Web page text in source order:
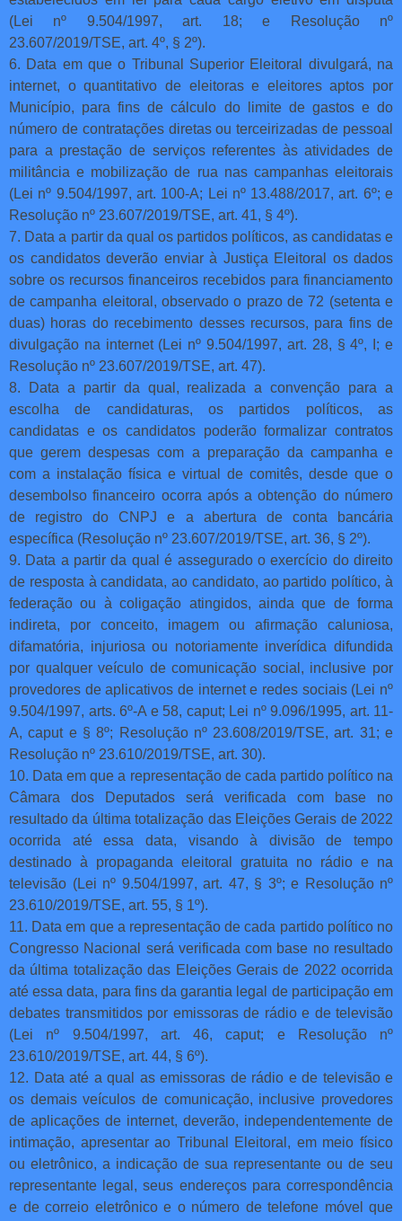
(Lei nº 9.504/1997, art. 18; e Resolução nº
23.607/2019/TSE, art. 4º, § 2º).
6. Data em que o Tribunal Superior Eleitoral divulgará, na
internet, o quantitativo de eleitoras e eleitores aptos por
Município, para fins de cálculo do limite de gastos e do
número de contratações diretas ou terceirizadas de pessoal
para a prestação de serviços referentes às atividades de
militância e mobilização de rua nas campanhas eleitorais
(Lei nº 9.504/1997, art. 100-A; Lei nº 13.488/2017, art. 6º; e
Resolução nº 23.607/2019/TSE, art. 41, § 4º).
7. Data a partir da qual os partidos políticos, as candidatas e
os candidatos deverão enviar à Justiça Eleitoral os dados
sobre os recursos financeiros recebidos para financiamento
de campanha eleitoral, observado o prazo de 72 (setenta e
duas) horas do recebimento desses recursos, para fins de
divulgação na internet (Lei nº 9.504/1997, art. 28, § 4º, I; e
Resolução nº 23.607/2019/TSE, art. 47).
8. Data a partir da qual, realizada a convenção para a
escolha de candidaturas, os partidos políticos, as
candidatas e os candidatos poderão formalizar contratos
que gerem despesas com a preparação da campanha e
com a instalação física e virtual de comitês, desde que o
desembolso financeiro ocorra após a obtenção do número
de registro do CNPJ e a abertura de conta bancária
específica (Resolução nº 23.607/2019/TSE, art. 36, § 2º).
9. Data a partir da qual é assegurado o exercício do direito
de resposta à candidata, ao candidato, ao partido político, à
federação ou à coligação atingidos, ainda que de forma
indireta, por conceito, imagem ou afirmação caluniosa,
difamatória, injuriosa ou notoriamente inverídica difundida
por qualquer veículo de comunicação social, inclusive por
provedores de aplicativos de internet e redes sociais (Lei nº
9.504/1997, arts. 6º-A e 58, caput; Lei nº 9.096/1995, art. 11-
A, caput e § 8º; Resolução nº 23.608/2019/TSE, art. 31; e
Resolução nº 23.610/2019/TSE, art. 30).
10. Data em que a representação de cada partido político na
Câmara dos Deputados será verificada com base no
resultado da última totalização das Eleições Gerais de 2022
ocorrida até essa data, visando à divisão de tempo
destinado à propaganda eleitoral gratuita no rádio e na
televisão (Lei nº 9.504/1997, art. 47, § 3º; e Resolução nº
23.610/2019/TSE, art. 55, § 1º).
11. Data em que a representação de cada partido político no
Congresso Nacional será verificada com base no resultado
da última totalização das Eleições Gerais de 2022 ocorrida
até essa data, para fins da garantia legal de participação em
debates transmitidos por emissoras de rádio e de televisão
(Lei nº 9.504/1997, art. 46, caput; e Resolução nº
23.610/2019/TSE, art. 44, § 6º).
12. Data até a qual as emissoras de rádio e de televisão e
os demais veículos de comunicação, inclusive provedores
de aplicações de internet, deverão, independentemente de
intimação, apresentar ao Tribunal Eleitoral, em meio físico
ou eletrônico, a indicação de sua representante ou de seu
representante legal, seus endereços para correspondência
e de correio eletrônico e o número de telefone móvel que